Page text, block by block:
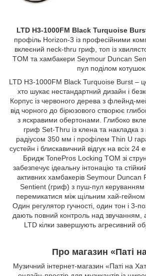
LTD H3-1000FM Black Turquoise
профіль Horizon-3 із професійними
вклеєний neck-thru гриф, топ із
TOM та хамбакери Seymour Duncan
пул поділом котушок.
LTD H3-1000FM Black Turquoise Burst –
хто шукає нестандартний дизайн і
Корпус із червоного дерева з флейнд-
від чорного до бірюзового створює
з яскравими обертонами. Глибоко
гриф Set-Thru із клена та накладка з
радіусом 350 мм і профілем Thin U
сустейн і блискавичний відгук на всіх
Бридж TonePros Locking TOM зі
забезпечує ідеальну інтонацію та
активних хамбакерів Seymour Duncan
Sentient (гриф) з пуш-пул керуванням
перемикатися між щільним хай-гейном
Один регулятор гучності, один тон і 3-
дають повний контроль над звучанням,
LTD кілки завершують агресивний
Про магазин «Паті
Музичний інтернет-магазин «Паті на